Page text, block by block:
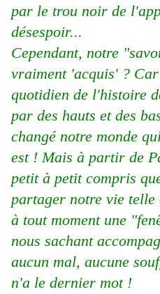
par le trou noir de
désespoir...
Cependant, notre
vraiment 'acquis' ?
quotidien de l'histoire
par des hauts et des
changé notre monde
est ! Mais à partir de
petit à petit compris
partager notre vie
à tout moment une
nous sachant
aucun mal, aucune
n'a le dernier mot !